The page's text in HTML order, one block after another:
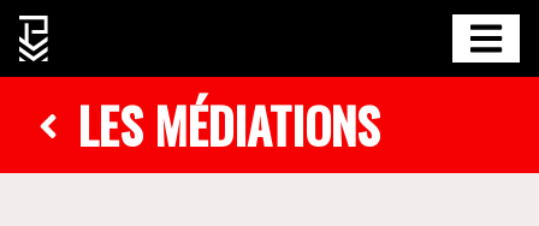
LES MÉDIATIONS